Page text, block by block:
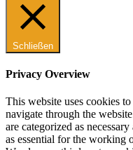
Schließen
Privacy Overview
This website uses cookies
navigate through the
are categorized as
as essential for the working